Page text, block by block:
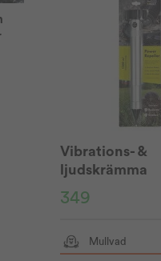
Vibrations- &
ljudskrämma
TheVault®
349
Mullvad